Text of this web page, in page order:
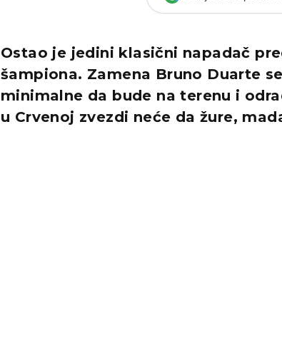
Ostao je jedini klasični napadač
šampiona. Zamena Bruno Duarte
minimalne da bude na terenu i
u Crvenoj zvezdi neće da žure,